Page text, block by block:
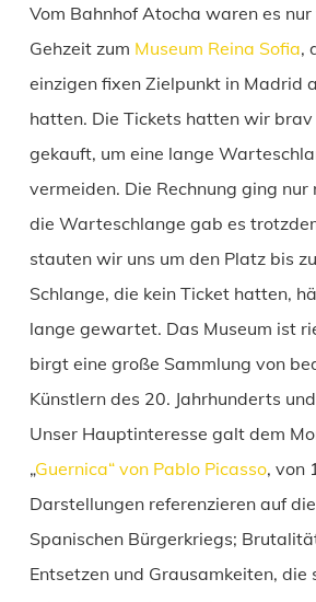
Vom Bahnhof Atocha waren es
Gehzeit zum Museum Reina Sofia,
einzigen fixen Zielpunkt in Madrid
hatten. Die Tickets hatten wir
gekauft, um eine lange
vermeiden. Die Rechnung ging nur
die Warteschlange gab es
stauten wir uns um den Platz bis
Schlange, die kein Ticket hatten,
lange gewartet. Das Museum ist
birgt eine große Sammlung von
Künstlern des 20. Jahrhunderts
Unser Hauptinteresse galt dem
„Guernica“ von Pablo Picasso, von
Darstellungen referenzieren auf
Spanischen Bürgerkriegs;
Entsetzen und Grausamkeiten, die